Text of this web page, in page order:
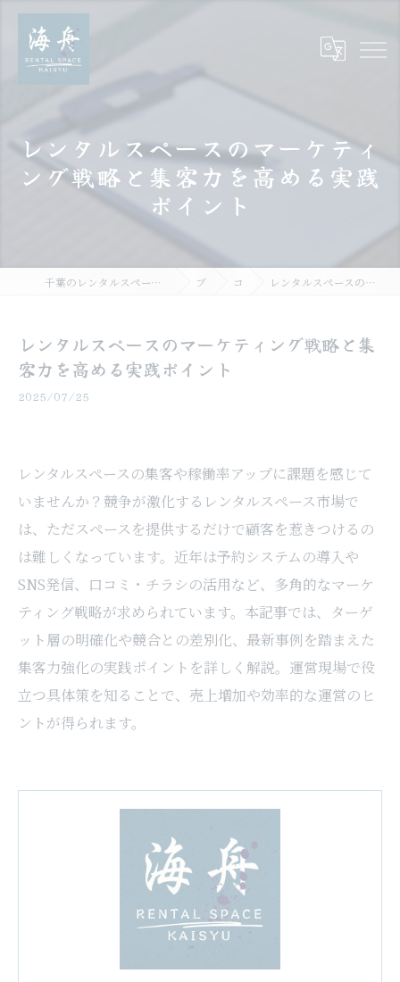
レンタルスペースのマーケティ
ング戦略と集客力を高める実践
ポイント
千葉のレンタルスペース海舟｜個室・スタジオ・一棟貸し｜大人数・WiFi完備 ブログ コラム レンタルスペースのマーケティング戦略と集客力を高める実践ポイント
レンタルスペースのマーケティング戦略と集
客力を高める実践ポイント
2025/07/25
レンタルスペースの集客や稼働率アップに課題を感じて
いませんか？競争が激化するレンタルスペース市場で
は、ただスペースを提供するだけで顧客を惹きつけるの
は難しくなっています。近年は予約システムの導入や
SNS発信、口コミ・チラシの活用など、多角的なマーケ
ティング戦略が求められています。本記事では、ターゲ
ット層の明確化や競合との差別化、最新事例を踏まえた
集客力強化の実践ポイントを詳しく解説。運営現場で役
立つ具体策を知ることで、売上増加や効率的な運営のヒ
ントが得られます。